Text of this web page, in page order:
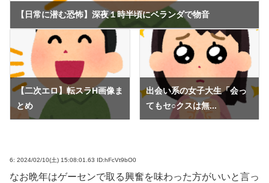
【日常に潜む恐怖】深夜１時半頃にベランダで物音
【二次エロ】転スラH画像ま
とめ
出会い系の女子大生「会っ
てもセ○クスは無...
6: 2024/02/10(土) 15:08:01.63 ID:hFcVt9bO0
なお晩年はゲーセンで取る興奮を味わった方がいいと言っ